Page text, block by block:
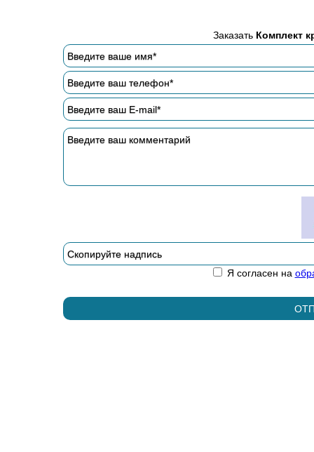
Заказать Комплект
Я согласен на